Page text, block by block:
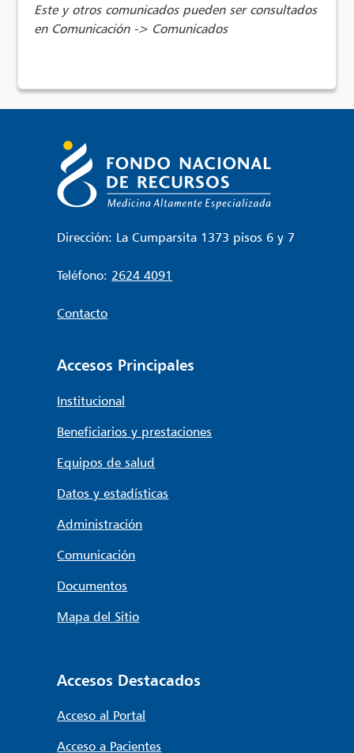
Este y otros comunicados pueden ser consultados
en Comunicación -> Comunicados
Dirección: La Cumparsita 1373 pisos 6 y 7
Teléfono: 2624 4091
Contacto
Accesos Principales
Institucional
Beneficiarios y prestaciones
Equipos de salud
Datos y estadísticas
Administración
Comunicación
Documentos
Mapa del Sitio
Accesos Destacados
Acceso al Portal
Acceso a Pacientes